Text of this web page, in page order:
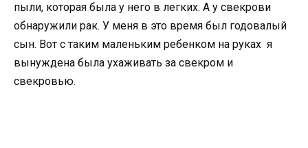
пыли, которая была у него в легких. А у свекрови
обнаружили рак. У меня в это время был годовалый
сын. Вот с таким маленьким ребенком на руках я
вынуждена была ухаживать за свекром и
свекровью.